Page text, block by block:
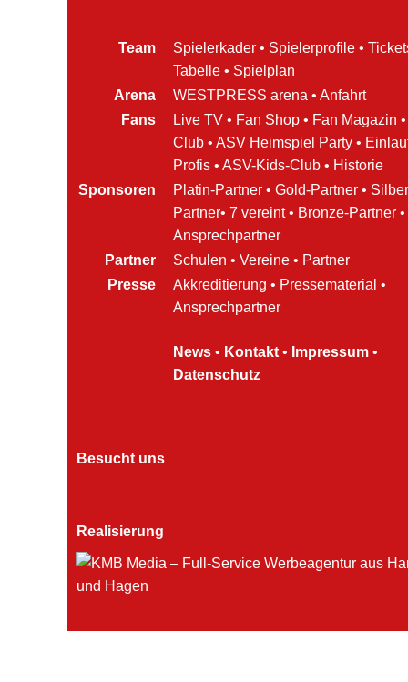
Team Spielerkader • Spielerprofile •
Tabelle • Spielplan
Arena
WESTPRESS arena • Anfahrt
Fans
Live TV • Fan Shop • Fan Magazin
Club • ASV Heimspiel Party •
Profis • ASV-Kids-Club • Historie
Sponsoren
Platin-Partner • Gold-Partner •
Partner• 7 vereint• Bronze-Partner •
Ansprechpartner
Partner
Schulen • Vereine • Partner
Presse
Akkreditierung • Pressematerial •
Ansprechpartner
News • Kontakt • Impressum •
Datenschutz
Besucht uns
Realisierung